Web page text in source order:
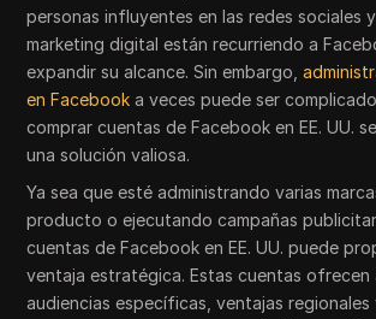
personas influyentes en las redes sociales
marketing digital están recurriendo a
expandir su alcance. Sin embargo,
en Facebook a veces puede ser
comprar cuentas de Facebook en EE. UU.
una solución valiosa.
Ya sea que esté administrando varias
producto o ejecutando campañas
cuentas de Facebook en EE. UU. puede
ventaja estratégica. Estas cuentas ofrecen
audiencias específicas, ventajas